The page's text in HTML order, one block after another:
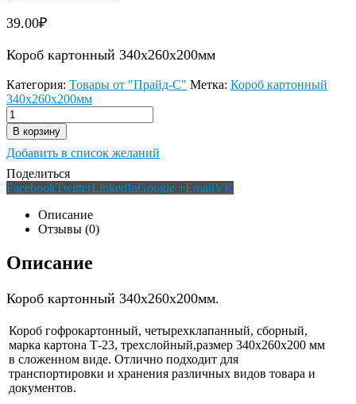
39.00₽
Короб картонный 340х260х200мм
Категория: Товары от "Прайд-С" Метка: Короб картонный
340х260х200мм
В корзину
Добавить в список желаний
Поделиться
FacebookTwitterLinkedInGoogle +EmailVK
Описание
Отзывы (0)
Описание
Короб картонный 340х260х200мм.
Короб гофрокартонный, четырехклапанный, сборный,
марка картона Т-23, трехслойный,размер 340х260х200 мм
в сложенном виде. Отлично подходит для
транспортировки и хранения различных видов товара и
документов.